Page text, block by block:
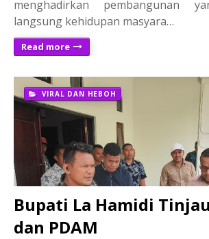
menghadirkan pembangunan
langsung kehidupan masyara…
Read more
VIRAL DAN HEBOH
Bupati La Hamidi
dan PDAM